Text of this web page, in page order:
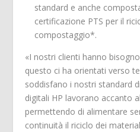
standard e anche
certificazione PTS per il
compostaggio*.
«I nostri clienti hanno
questo ci ha orientati verso
soddisfano i nostri standard
digitali HP lavorano accanto
permettendo di alimentare
continuità il riciclo dei